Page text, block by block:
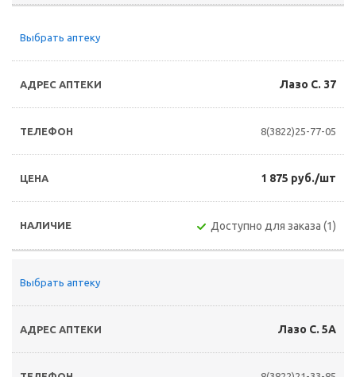
Выбрать аптеку
Лазо С. 37
8(3822)25-77-05
1 875 руб./шт
Доступно для заказа (1)
Выбрать аптеку
Лазо С. 5А